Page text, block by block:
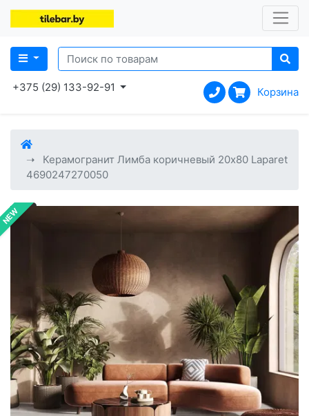
+375 (29) 133-92-91 Корзина
Керамогранит Лимба коричневый 20x80 Laparet
4690247270050
NEW